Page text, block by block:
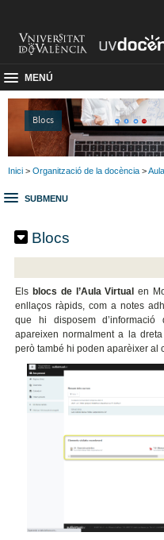
MENÚ
Blocs
Inici > Organització de la docència >
SUBMENU
Blocs
Els blocs de l’Aula Virtual en
enllaços ràpids, com a notes
que hi disposem
apareixen normalment a la
però també hi poden aparèixer al